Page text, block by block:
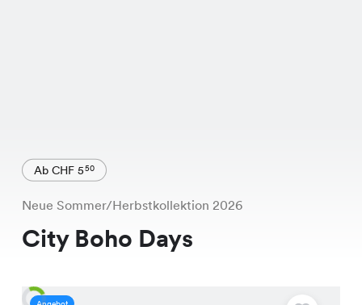
Ab CHF 550
Neue Sommer/Herbstkollektion 2026
City Boho Days